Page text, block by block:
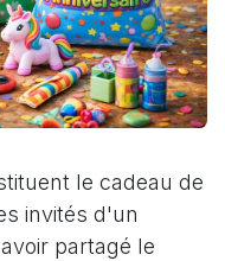
le cadeau de
invités d'un
partagé le